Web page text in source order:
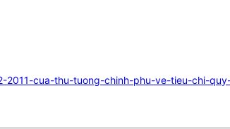
cua-thu-tuong-chinh-phu-ve-tieu-chi-